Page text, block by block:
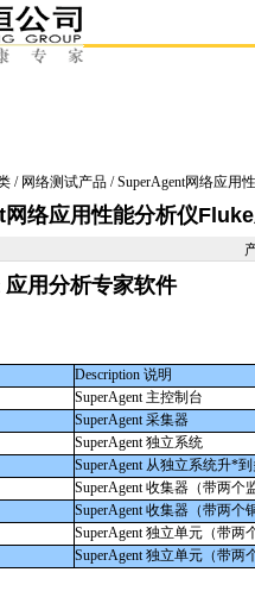
/ 网络测试产品 / SuperAgent网络应用
络应用性能分析仪
应用分析专家软件
Description 说明
SuperAgent 主控制台
SuperAgent 采集器
SuperAgent 独立系统
SuperAgent 从独立系统升*
SuperAgent 收集器（带两个
SuperAgent 收集器（带两个
SuperAgent 独立单元（带两
SuperAgent 独立单元（带两